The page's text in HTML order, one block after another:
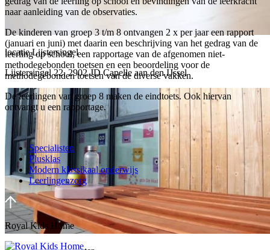
locatie Lijstersingel
Lijstersingel 22, 2902 JD Capelle aan den IJssel
naar aanleiding van de observaties.
De kinderen van groep 3 t/m 8 ontvangen 2 x per jaar een rapport
(januari en juni) met daarin een beschrijving van het gedrag van de
leerling op school, een rapportage van de afgenomen niet-
methodegebonden toetsen en een beoordeling voor de
methodegebonden toetsen van de diverse vakken.
De leerlingen van groep 8 maken de eindtoets. Ook hiervan
ontvangt u een rapportage.
Specialisten
Plusklas
Modern klassikaal onderwijs
Leerlingenzorg
Royal Kids Home